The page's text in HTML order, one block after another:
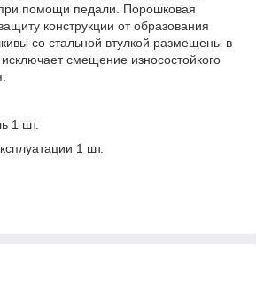
помощи педали. Порошковая
конструкции от образования
со стальной втулкой размещены в
смещение износостойкого
1 шт.
1 шт.